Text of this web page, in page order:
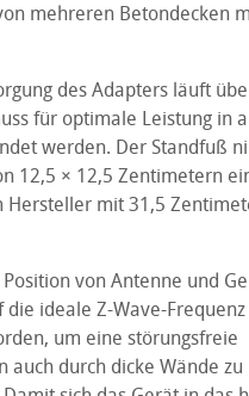
mehreren Betondecken
des Adapters läuft
für optimale Leistung in
werden. Der Standfuß
12,5 × 12,5 Zentimetern
Hersteller mit 31,5
von Antenne und
die ideale Z-Wave-Frequenz
um eine störungsfreie
auch durch dicke Wände zu